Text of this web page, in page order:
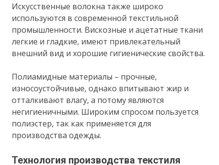
Искусственные волокна также широко
используются в современной текстильной
промышленности. Вискозные и ацетатные ткани
легкие и гладкие, имеют привлекательный
внешний вид и хорошие гигиенические свойства.
Полиамидные материалы – прочные,
износоустойчивые, однако впитывают жир и
отталкивают влагу, а потому являются
негигиеничными. Широким спросом пользуется
полиэстер, так как применяется для
производства одежды.
Технология производства текстиля